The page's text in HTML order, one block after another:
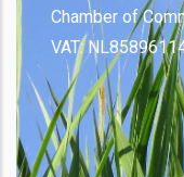
Chamber of
VAT: